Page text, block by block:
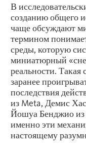
В
созданию общего
чаще обсуждают
термином
среды, которую
миниатюрный
реальности. Такая
заранее
последствия
из Meta, Демис
Йошуа Бенджио из
именно эти
настоящему